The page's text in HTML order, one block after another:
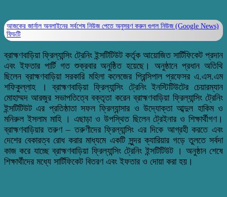
আজকের জার্নাল অনলাইনের সর্বশেষ নিউজ পেতে অনুসরণ করুন গুগল নিউজ (Google News)
ফিডটি
ব্রাহ্মণবাড়িয়া ফ্রিল্যান্সিং ট্রেনিং ইন্সটিটিউট কর্তৃক আয়োজিত সার্টিফিকেট প্রদান
এবং ইফতার পার্টি গত শুক্রবার অনুষ্ঠিত হয়েছে। অনুষ্ঠানে প্রধান অতিথি
ছিলেন ব্রাহ্মণবাড়িয়া সরকারি মহিলা কলেজের প্রিন্সিপাল প্রফেসর এ.এস.এম
শফিকুল্লাহ । ব্রাহ্মণবাড়িয়া ফ্রিল্যান্সিং ট্রেনিং ইনস্টিটিউটের চেয়ারম্যান
মোহাম্মদ আরজুর সভাপতিত্বে বক্তৃতা করেন ব্রাহ্মণবাড়িয়া ফ্রিল্যান্সিং ট্রেনিং
ইন্সটিটিউট এর প্রতিষ্ঠাতা সফল ফ্রিল্যান্সার ও উদ্যোক্তা আব্দুল হাকিম ও
মনিরুল ইসলাম মাহি । এছাড়া ও উপস্থিত ছিলেন ট্রেইনার ও শিক্ষার্থীগণ।
ব্রাহ্মণবাড়িয়ার তরুণ – তরুণীদের ফ্রিল্যান্সিং এর দিকে আগ্রহী করতে এবং
দেশের বেকারত্ব রোধ করার মাধ্যমে একটি সুন্দর ক্যারিয়ার গড়ে তুলতে সর্বদা
কাজ করে যাচ্ছে ব্রাহ্মণবাড়িয়া ফ্রিল্যান্সিং ট্রেনিং ইন্সটিটিউট । অনুষ্ঠান শেষে
শিক্ষার্থীদের মধ্যে সার্টিফিকেট বিতরণ এবং ইফতার ও দোয়া করা হয়।